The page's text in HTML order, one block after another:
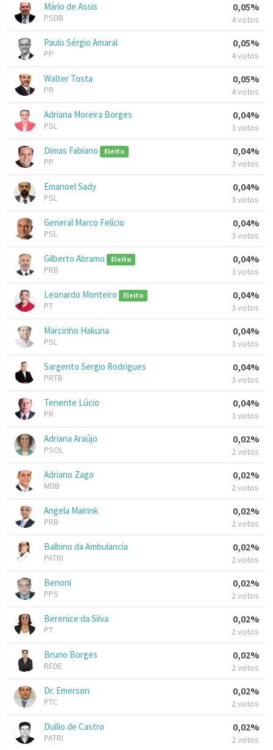
Mário de Assis
PSDB
0,05%
4 votos
Paulo Sérgio Amaral
PP
0,05%
4 votos
Walter Tosta
PR
0,05%
4 votos
Adriana Moreira Borges
PSL
0,04%
3 votos
Dimas Fabiano Eleito
PP
0,04%
3 votos
Emanoel Sady
PSL
0,04%
3 votos
General Marco Felício
PSL
0,04%
3 votos
Gilberto Abramo Eleito
PRB
0,04%
3 votos
Leonardo Monteiro Eleito
PT
0,04%
3 votos
Marcinho Hakuna
PSL
0,04%
3 votos
Sargento Sergio Rodrigues
PRTB
0,04%
3 votos
Tenente Lúcio
PR
0,04%
3 votos
Adriana Araújo
PSOL
0,02%
2 votos
Adriano Zago
MDB
0,02%
2 votos
Angela Mairink
PRB
0,02%
2 votos
Balbino da Ambulancia
PATRI
0,02%
2 votos
Benoni
PPS
0,02%
2 votos
Berenice da Silva
PT
0,02%
2 votos
Bruno Borges
REDE
0,02%
2 votos
Dr. Emerson
PTC
0,02%
2 votos
Duilio de Castro
PATRI
0,02%
2 votos